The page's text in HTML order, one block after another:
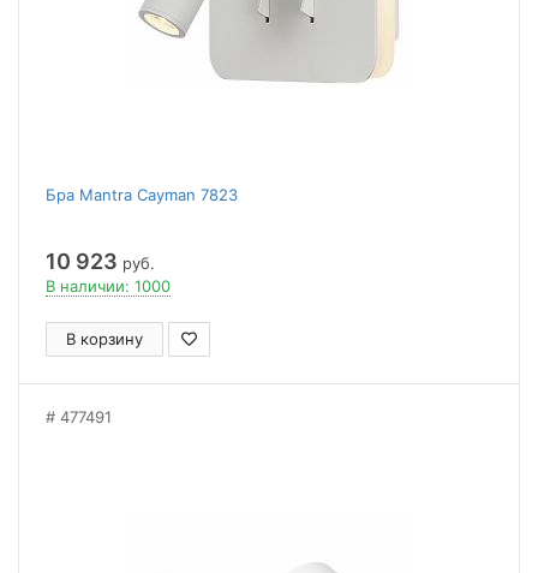
Бра Mantra Cayman 7823
10 923 руб.
В наличии: 1000
В корзину
477491